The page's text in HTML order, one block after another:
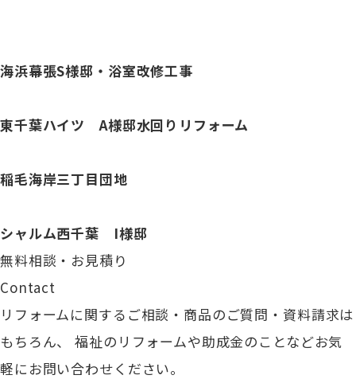
海浜幕張S様邸・浴室改修工事
東千葉ハイツ A様邸水回りリフォーム
稲毛海岸三丁目団地
シャルム西千葉 I様邸
無料相談・お見積り
Contact
リフォームに関するご相談・商品のご質問・資料請求は
もちろん、
福祉のリフォームや助成金のことなどお気
軽にお問い合わせください。